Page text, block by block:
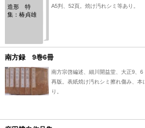
造形 特
集：椿貞雄
A5判、52頁。焼け汚れシミ等あり。
南方録 9巻6冊
南方宗啓編述、細川開益堂、大正9、6
再版。表紙焼け汚れシミ擦れ傷み、本
り。